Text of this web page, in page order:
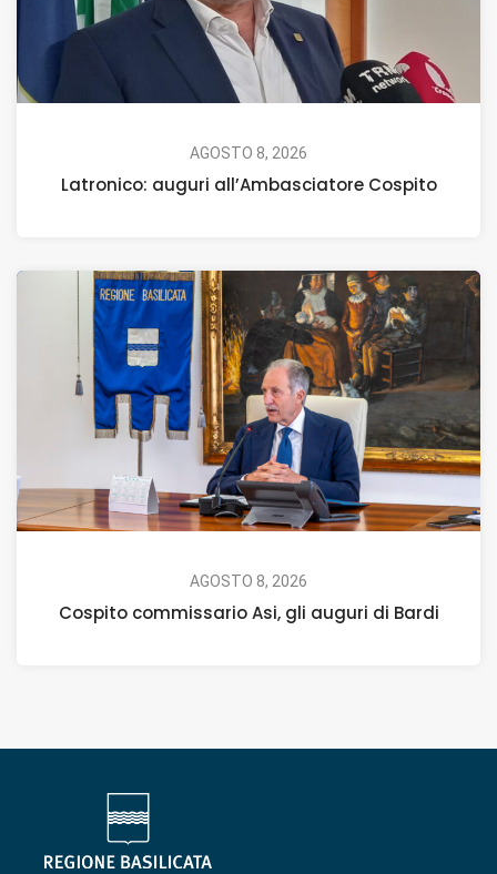
AGOSTO 8, 2026
Latronico: auguri all’Ambasciatore Cospito
AGOSTO 8, 2026
Cospito commissario Asi, gli auguri di Bardi